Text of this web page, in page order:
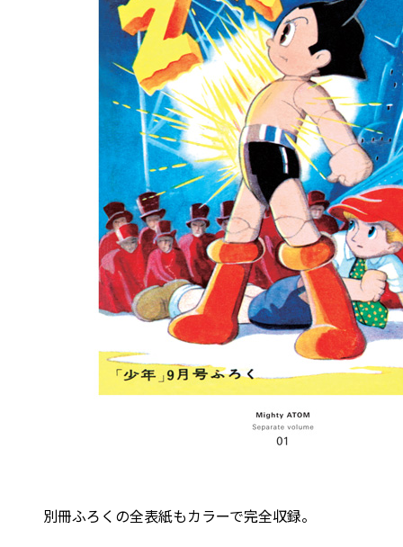
別冊ふろくの全表紙もカラーで完全収録。